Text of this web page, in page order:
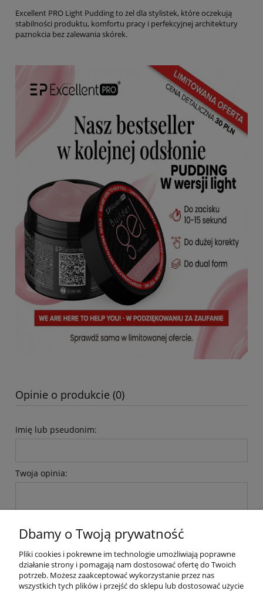
Excellent PRO Light Pudding to żel dla stylistek, które oczekują
stabilności produktu, komfortu pracy i perfekcyjnej architektury
paznokcia bez zalewania skórek.
Opinie o produkcie (0)
Imię lub pseudonim:
Twoja opinia:
wyślij
Dbamy o Twoją prywatność
Pliki cookies i pokrewne im technologie umożliwiają poprawne
działanie strony i pomagają nam dostosować ofertę do Twoich
potrzeb. Możesz zaakceptować wykorzystanie przez nas
wszystkich tych plików i przejść do sklepu lub dostosować użycie